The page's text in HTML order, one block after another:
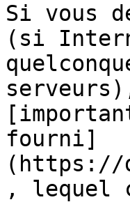
Si vous
(si
fourni]
(https://
, lequel